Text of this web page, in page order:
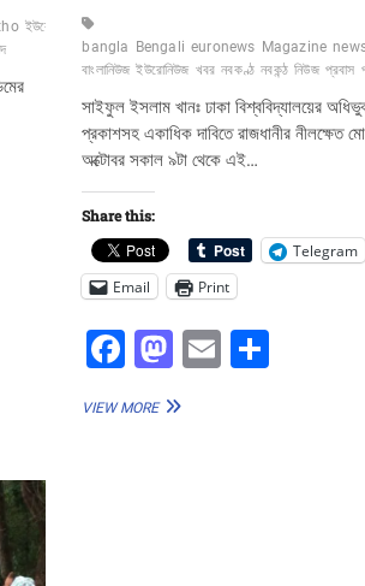
ইউরো-
bangla Bengali euronews Magazine
বাংলানিউজ ইউরোনিউজ খবর নবকণ্ঠ নবকন্ঠ নিউজ প্রবাস
সাইফুল ইসলাম খানঃ ঢাকা বিশ্ববিদ্যালয়ের
প্রকাশসহ একাধিক দাবিতে রাজধানীর নীলক্ষেত
অক্টোবর সকাল ৯টা থেকে এই…
Share this:
Telegram
Email
Print
F
c
M
a
st
E
VIEW MOREনীলক্ষেতে